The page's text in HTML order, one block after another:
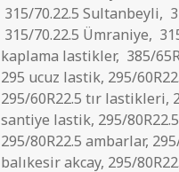
315/70.22.5 Sultanbeyli,
315/70.22.5 Ümraniye,
kaplama lastikler, 385/
295 ucuz lastik, 295/
295/60R22.5 tır lastikleri,
santiye lastik, 295/80R22.5
295/80R22.5 ambarlar,
balıkesir akcay, 295/